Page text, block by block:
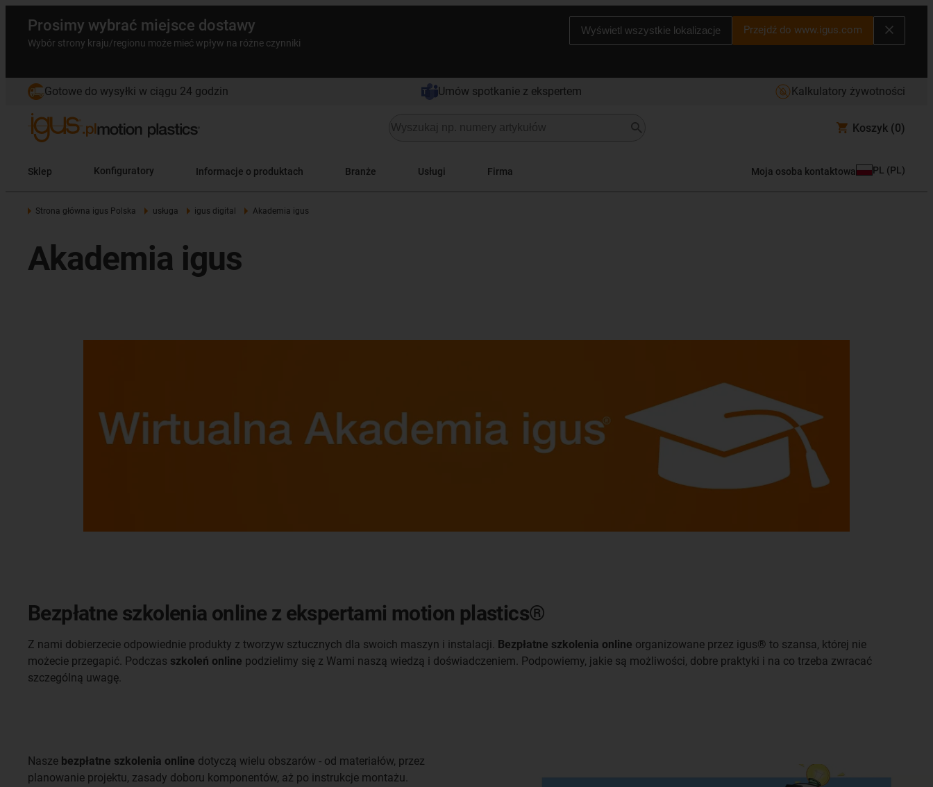
Prosimy wybrać miejsce dostawy
Wybór strony kraju/regionu może mieć wpływ na różne czynniki
Wyświetl wszystkie lokalizacje Przejdź do www.igus.com
Gotowe do wysyłki w ciągu 24 godzin Umów spotkanie z ekspertem Kalkulatory żywotności
Koszyk (0)
Sklep Konfiguratory Informacje o produktach Branże Usługi Firma Moja osoba kontaktowa PL (PL )
Strona główna igus Polska usługa igus digital Akademia igus
Akademia igus
Bezpłatne szkolenia online z ekspertami motion plastics®
Z nami dobierzecie odpowiednie produkty z tworzyw sztucznych dla swoich maszyn i instalacji. Bezpłatne szkolenia online organizowane przez igus® to szansa, której nie
możecie przegapić. Podczas szkoleń online podzielimy się z Wami naszą wiedzą i doświadczeniem. Podpowiemy, jakie są możliwości, dobre praktyki i na co trzeba zwracać
szczególną uwagę.
Nasze bezpłatne szkolenia online dotyczą wielu obszarów - od materiałów, przez
planowanie projektu, zasady doboru komponentów, aż po instrukcje montażu.